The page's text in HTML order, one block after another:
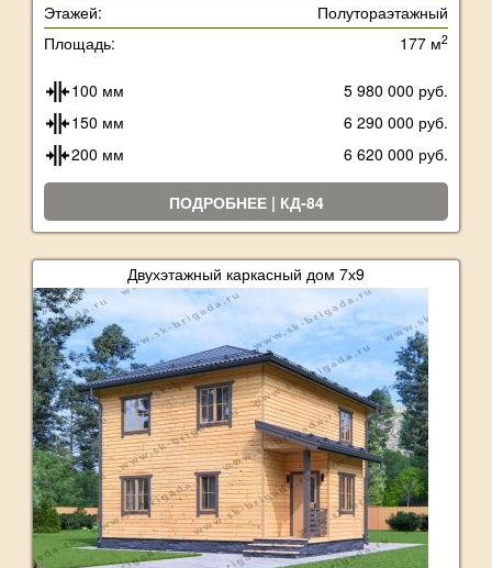
Этажей:
Полутораэтажный
Площадь:
177 м2
100 мм
5 980 000 руб.
150 мм
6 290 000 руб.
200 мм
6 620 000 руб.
ПОДРОБНЕЕ | КД-84
Двухэтажный каркасный дом 7х9